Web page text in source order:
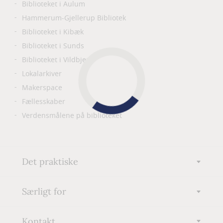
Biblioteket i Aulum
Hammerum-Gjellerup Bibliotek
Biblioteket i Kibæk
Biblioteket i Sunds
Biblioteket i Vildbjerg
Lokalarkiver
Makerspace
Fællesskaber
Verdensmålene på biblioteket
Det praktiske
Særligt for